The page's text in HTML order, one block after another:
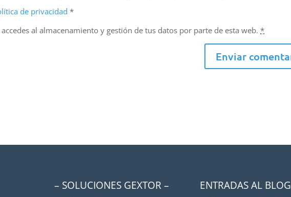
de privacidad*
al almacenamiento y gestión de tus datos por parte de esta web.*
– SOLUCIONES GEXTOR – ENTRADAS AL BLOG